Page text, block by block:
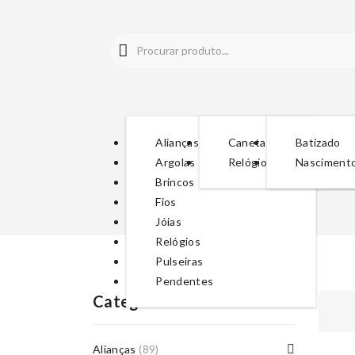
Alianças
Argolas
Brincos
Fios
Jóias
Relógios
Pulseiras
Pendentes
Canetas
Relógios
Batizado
Categorias De Produto
Alianças (89)